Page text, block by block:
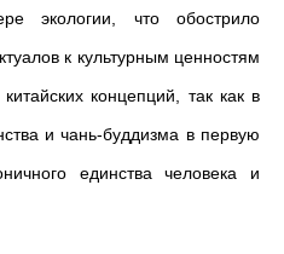
экологии, что обострило
к культурным ценностям
концепций, так как в
и чань-буддизма в первую
единства человека и